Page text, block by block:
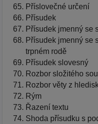
Příslovečné určení
Přísudek
Přísudek jmenný se
Přísudek jmenný se
trpném rodě
Přísudek slovesný
Rozbor složitého
Rozbor věty z
Rým
Řazení textu
Shoda přísudku s